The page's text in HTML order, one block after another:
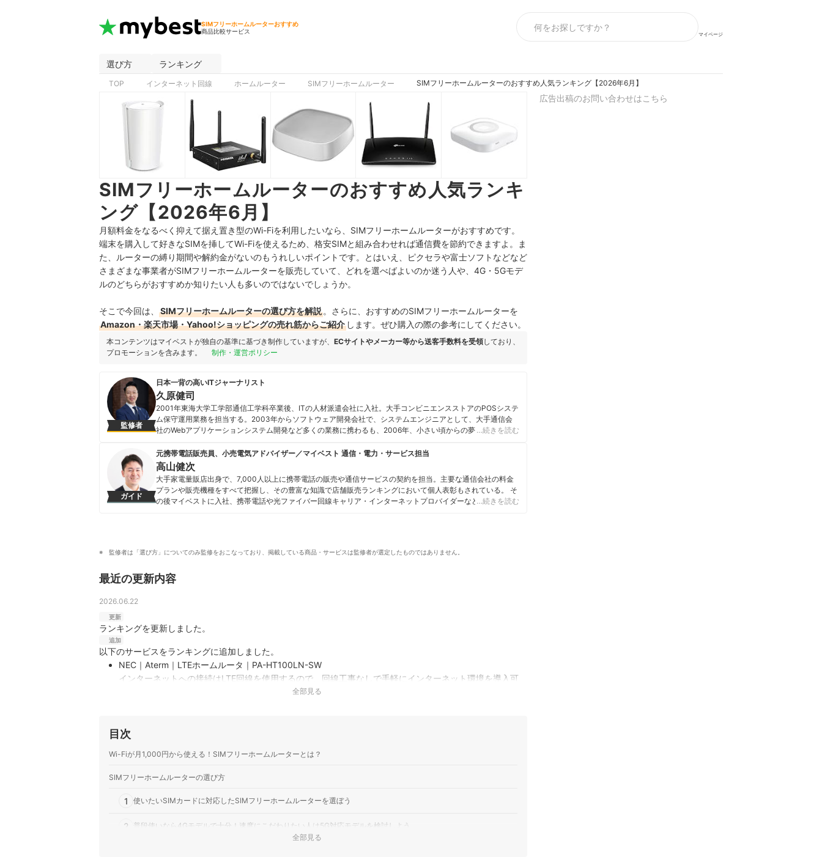
SIMフリーホームルーターおすすめ
商品比較サービス
マイページ
選び方 ランキング
TOP インターネット回線 ホームルーター SIMフリーホームルーター SIMフリーホームルーターのおすすめ人気ランキング【2026年6月】
SIMフリーホームルーターのおすすめ人気ランキ
ング【2026年6月】
月額料金をなるべく抑えて据え置き型のWi-Fiを利用したいなら、SIMフリーホームルーターがおすすめです。
端末を購入して好きなSIMを挿してWi-Fiを使えるため、格安SIMと組み合わせれば通信費を節約できますよ。ま
た、ルーターの縛り期間や解約金がないのもうれしいポイントです。とはいえ、ピクセラや富士ソフトなどなど
さまざまな事業者がSIMフリーホームルーターを販売していて、どれを選べばよいのか迷う人や、4G・5Gモデ
ルのどちらがおすすめか知りたい人も多いのではないでしょうか。
そこで今回は、 SIMフリーホームルーターの選び方を解説 。さらに、おすすめのSIMフリーホームルーターを
Amazon・楽天市場・Yahoo!ショッピングの売れ筋からご紹介 します。ぜひ購入の際の参考にしてください。
本コンテンツはマイベストが独自の基準に基づき制作していますが、 ECサイトやメーカー等から送客手数料を受領しており、
プロモーションを含みます。
制作・運営ポリシー
監修者
日本一背の高いITジャーナリスト
久原健司
2001年東海大学工学部通信工学科卒業後、ITの人材派遣会社に入社。大手コンビニエンスストアのPOSシステ
ム保守運用業務を担当する。2003年からソフトウェア開発会社で、システムエンジニアとして、大手通信会
社のWebアプリケーションシステム開発など多くの業務に携わるも、2006年、小さい頃からの夢であった独立
よるモデリング開発でのサービス提供を始める。 IT企業を経営する傍ら、“背の高いITジャーナリスト”として
様々なwebメディアでの執筆や母校の東海大学で特別講師として、定期的に授業も行っている。 講演テーマは
主に「DXやデジタル化の推進」について。受講者のITリテラシーに合わせて話す内容を変えることができ、企
業に寄り添った講演を得意としている。
久原健司のプロフィール
…続きを読む
ガイド
元携帯電話販売員、小売電気アドバイザー／マイベスト 通信・電力・サービス担当
高山健次
大手家電量販店出身で、7,000人以上に携帯電話の販売や通信サービスの契約を担当。主要な通信会社の料金
プランや販売機種をすべて把握し、その豊富な知識で店舗販売ランキングにおいて個人表彰もされている。 そ
の後マイベストに入社、携帯電話や光ファイバー回線キャリア・インターネットプロバイダーなどの通信会社
高山健次のプロフィール
…続きを読む
監修者は「選び方」についてのみ監修をおこなっており、掲載している商品・サービスは監修者が選定したものではありません。
最近の更新内容
2026.06.22
更新
ランキングを更新しました。
追加
以下のサービスをランキングに追加しました。
NEC｜Aterm｜LTEホームルータ｜PA-HT100LN-SW
インターネットへの接続はLTE回線を使用するので、回線工事なしで手軽にインターネット環境を導入可
能。無料の専用アプリ「Aterm らくらく設定アシスト」に対応し、アプリのウィザードに沿って操作する
インターネット接続に4G/LTEモバイル回線が使えるSIMフリーのLTEルーターです。回線工事不要で固定
るので、さまざまなデバイスをインターネット…
全部見る
目次
Wi-Fiが月1,000円から使える！SIMフリーホームルーターとは？
SIMフリーホームルーターの選び方
1 使いたいSIMカードに対応したSIMフリーホームルーターを選ぼう
2 普段使いなら4Gモデルで十分！速度にこだわりたい人は5G対応モデルを検討しよう
全部見る
広告出稿のお問い合わせはこちら